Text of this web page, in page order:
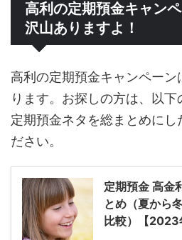
高利の定期預金キャン
沢山ありますよ！
高利の定期預金キャンペー
ります。お探しの方は、以
定期預金ネタを総まとめにし
ださい。
定期預金 高金
とめ（夏から
比較）【2023